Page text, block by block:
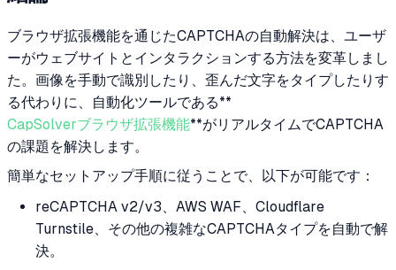
ブラウザ拡張機能を通じたCAPTCHAの自動解決は、ユーザ
ーがウェブサイトとインタラクションする方法を変革しまし
た。画像を手動で識別したり、歪んだ文字をタイプしたりす
る代わりに、自動化ツールである**
CapSolverブラウザ拡張機能**がリアルタイムでCAPTCHA
の課題を解決します。
簡単なセットアップ手順に従うことで、以下が可能です：
reCAPTCHA v2/v3、AWS WAF、Cloudflare
Turnstile、その他の複雑なCAPTCHAタイプを自動で解
決。